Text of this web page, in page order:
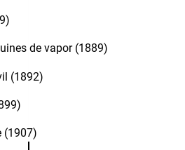
de vapor (1889)
(1892)
(1907)